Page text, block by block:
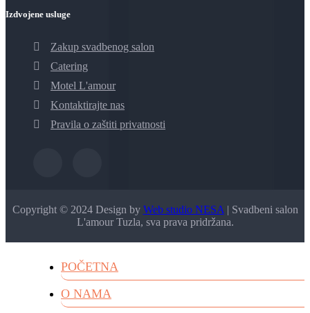
Izdvojene usluge
Zakup svadbenog salon
Catering
Motel L'amour
Kontaktirajte nas
Pravila o zaštiti privatnosti
Copyright © 2024 Design by Web studio NESA | Svadbeni salon
L'amour Tuzla, sva prava pridržana.
POČETNA
O NAMA